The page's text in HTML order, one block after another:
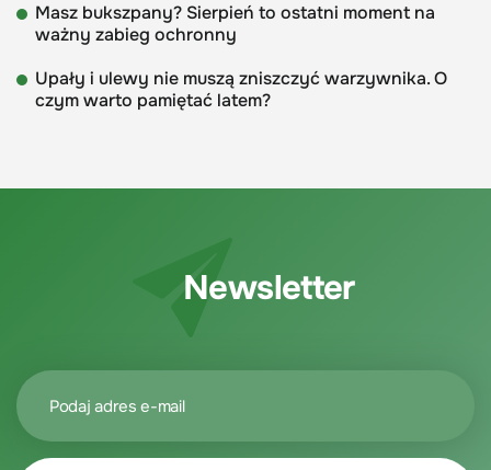
Masz bukszpany? Sierpień to ostatni moment na
ważny zabieg ochronny
Upały i ulewy nie muszą zniszczyć warzywnika. O
czym warto pamiętać latem?
Newsletter